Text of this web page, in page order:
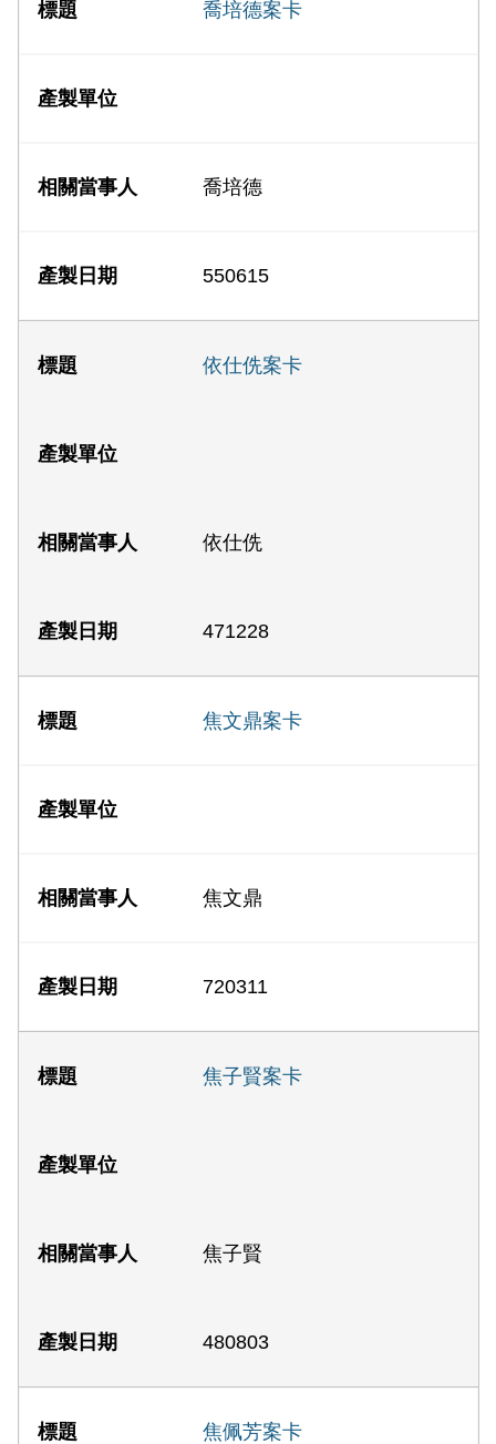
喬培德案卡
喬培德
550615
依仕侁案卡
依仕侁
471228
焦文鼎案卡
焦文鼎
720311
焦子賢案卡
焦子賢
480803
焦佩芳案卡